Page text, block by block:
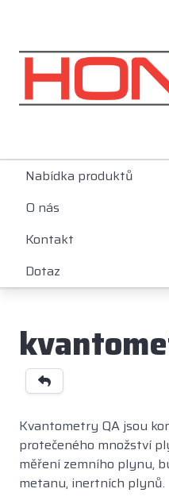
Nabídka produktů
O nás
Kontakt
Dotaz
Kvantometry QA jsou
protečeného množství
měření zemního plynu,
metanu, inertních plynů.